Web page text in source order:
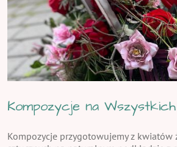
Kompozycje na
Kompozycje przygotowujemy z kwiatów